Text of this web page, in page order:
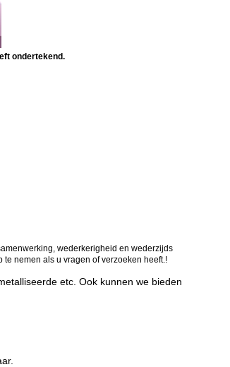
ondertekend.
wederkerigheid en wederzijds
nemen als u vragen of verzoeken heeft.!
etc. Ook kunnen we bieden